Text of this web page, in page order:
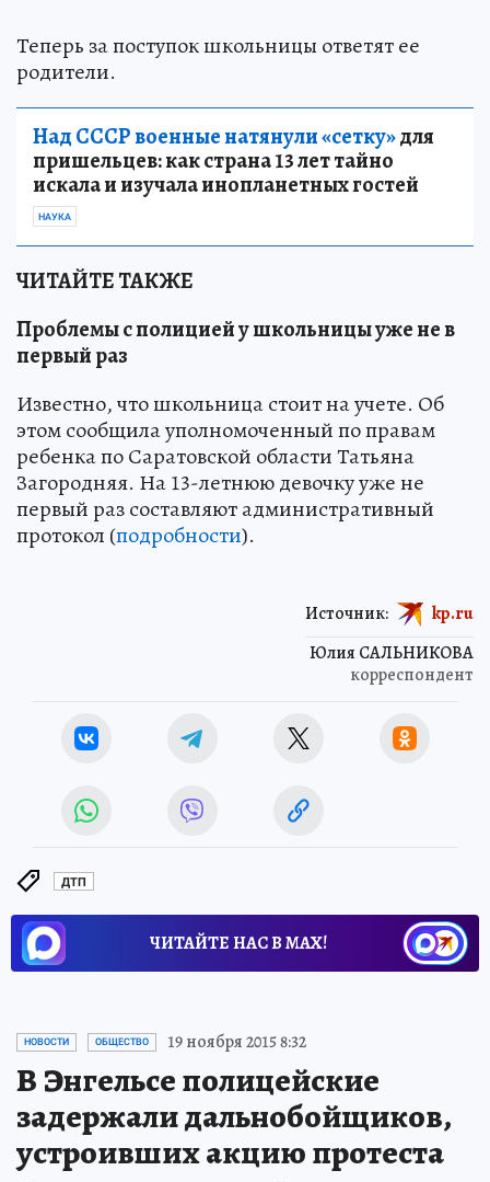
Теперь за поступок школьницы ответят ее
родители.
Над СССР военные натянули «сетку»для
пришельцев: как страна 13 лет тайно
искала и изучала инопланетных гостей
НАУКА
ЧИТАЙТЕ ТАКЖЕ
Проблемы с полицией у школьницы уже не в
первый раз
Известно, что школьница стоит на учете. Об
этом сообщила уполномоченный по правам
ребенка по Саратовской области Татьяна
Загородняя. На 13-летнюю девочку уже не
первый раз составляют административный
протокол (подробности).
Юлия САЛЬНИКОВА
корреспондент
Источник: kp.ru
ДТП
ЧИТАЙТЕ НАС В МАХ!
НОВОСТИ ОБЩЕСТВО 19 ноября 2015 8:32
В Энгельсе полицейские
задержали дальнобойщиков,
устроивших акцию протеста